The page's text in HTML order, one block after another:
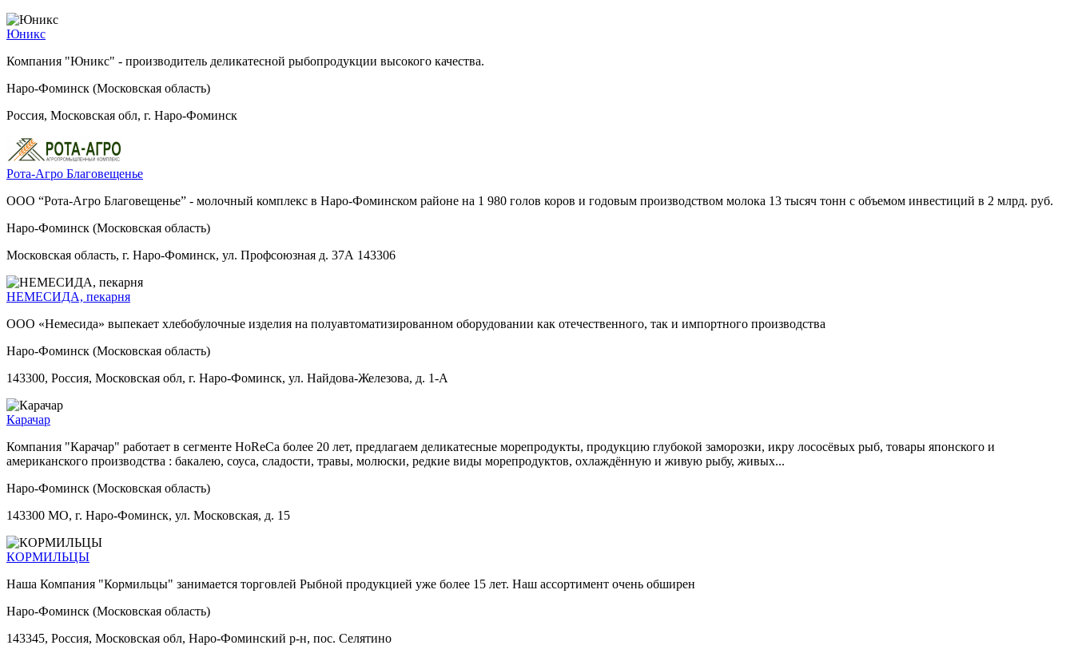
Юникс
Компания "Юникс" - производитель деликатесной рыбопродукции высокого качества.
Наро-Фоминск (Московская область)
Россия, Московская обл, г. Наро-Фоминск
Рота-Агро Благовещенье
ООО “Рота-Агро Благовещенье” - молочный комплекс в Наро-Фоминском районе на 1 980 голов коров и годовым производством молока 13 тысяч тонн с объемом инвестиций в 2 млрд. руб.
Наро-Фоминск (Московская область)
Московская область, г. Наро-Фоминск, ул. Профсоюзная д. 37А 143306
НЕМЕСИДА, пекарня
ООО «Немесида» выпекает хлебобулочные изделия на полуавтоматизированном оборудовании как отечественного, так и импортного производства
Наро-Фоминск (Московская область)
143300, Россия, Московская обл, г. Наро-Фоминск, ул. Найдова-Железова, д. 1-А
Карачар
Компания "Карачар" работает в сегменте HoReCa более 20 лет, предлагаем деликатесные морепродукты, продукцию глубокой заморозки, икру лососёвых рыб, товары японского и
американского производства : бакалею, соуса, сладости, травы, молюски, редкие виды морепродуктов, охлаждённую и живую рыбу, живых...
Наро-Фоминск (Московская область)
143300 МО, г. Наро-Фоминск, ул. Московская, д. 15
КОРМИЛЬЦЫ
Наша Компания "Кормильцы" занимается торговлей Рыбной продукцией уже более 15 лет. Наш ассортимент очень обширен
Наро-Фоминск (Московская область)
143345, Россия, Московская обл, Наро-Фоминский р-н, пос. Селятино